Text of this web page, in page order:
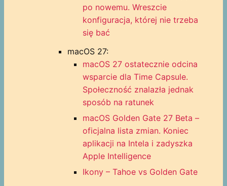
po nowemu. Wreszcie
konfiguracja, której nie trzeba
się bać
macOS 27:
macOS 27 ostatecznie odcina
wsparcie dla Time Capsule.
Społeczność znalazła jednak
sposób na ratunek
macOS Golden Gate 27 Beta –
oficjalna lista zmian. Koniec
aplikacji na Intela i zadyszka
Apple Intelligence
Ikony – Tahoe vs Golden Gate